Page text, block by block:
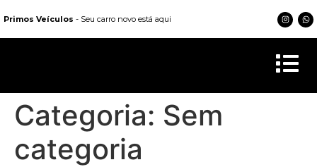
Primos Veículos - Seu carro novo está aqui
Categoria: Sem
categoria